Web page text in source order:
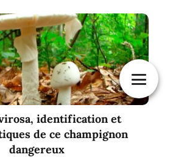
identification et
de ce champignon
dangereux